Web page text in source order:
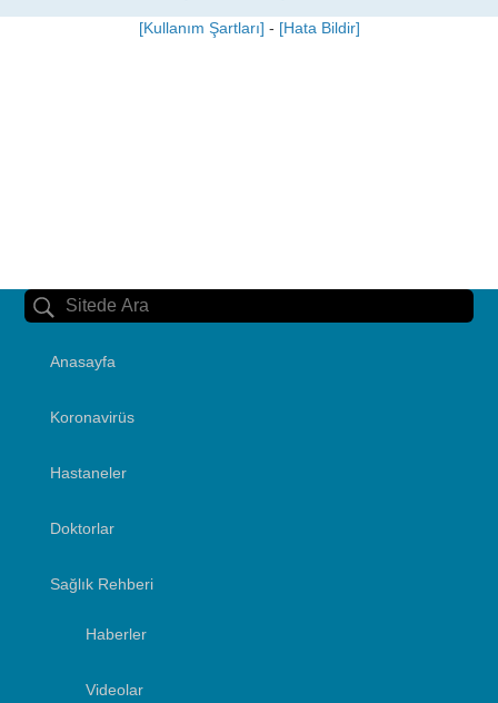
[Kullanım Şartları] - [Hata Bildir]
Anasayfa
Koronavirüs
Hastaneler
Doktorlar
Sağlık Rehberi
Haberler
Videolar